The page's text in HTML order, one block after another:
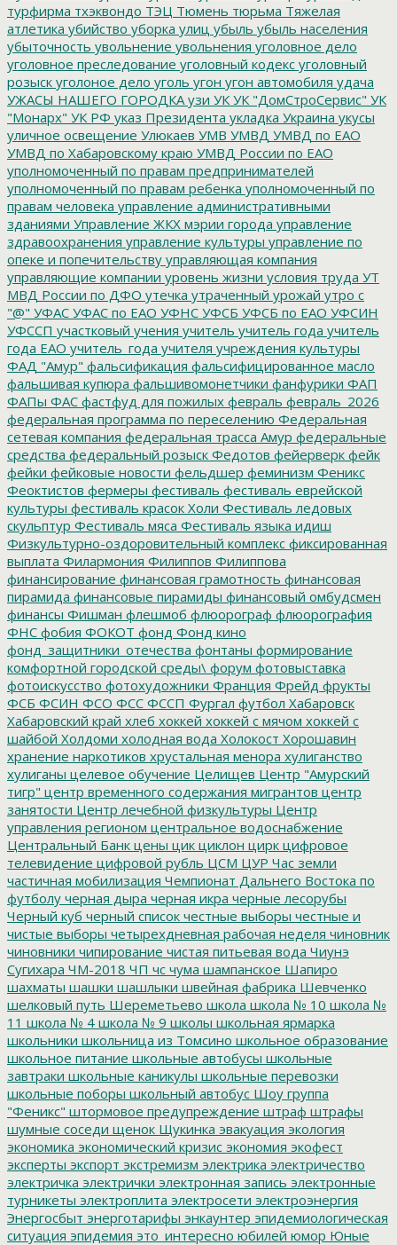
турфирма тхэквондо ТЭЦ Тюмень тюрьма Тяжелая
атлетика убийство уборка улиц убыль убыль населения
убыточность увольнение увольнения уголовное дело
уголовное преследование уголовный кодекс уголовный
розыск уголоное дело уголь угон угон автомобиля удача
УЖАСЫ НАШЕГО ГОРОДКА узи УК УК "ДомСтроСервис" УК
"Монарх" УК РФ указ Президента укладка Украина укусы
уличное освещение Улюкаев УМВ УМВД УМВД по ЕАО
УМВД по Хабаровскому краю УМВД России по ЕАО
уполномоченный по правам предпринимателей
уполномоченный по правам ребенка уполномоченный по
правам человека управление административными
зданиями Управление ЖКХ мэрии города управление
здравоохранения управление культуры управление по
опеке и попечительству управляющая компания
управляющие компании уровень жизни условия труда УТ
МВД России по ДФО утечка утраченный урожай утро с
"@" УФАС УФАС по ЕАО УФНС УФСБ УФСБ по ЕАО УФСИН
УФССП участковый учения учитель учитель года учитель
года ЕАО учитель_года учителя учреждения культуры
ФАД "Амур" фальсификация фальсифицированное масло
фальшивая купюра фальшивомонетчики фанфурики ФАП
ФАПы ФАС фастфуд для пожилых февраль февраль_2026
федеральная программа по переселению Федеральная
сетевая компания федеральная трасса Амур федеральные
средства федеральный розыск Федотов фейерверк фейк
фейки фейковые новости фельдшер феминизм Феникс
Феоктистов фермеры фестиваль фестиваль еврейской
культуры фестиваль красок Холи Фестиваль ледовых
скульптур Фестиваль мяса Фестиваль языка идиш
Физкультурно-оздоровительный комплекс фиксированная
выплата Филармония Филиппов Филиппова
финансирование финансовая грамотность финансовая
пирамида финансовые пирамиды финансовый омбудсмен
финансы Фишман флешмоб флюорограф флюорография
ФНС фобия ФОКОТ фонд Фонд кино
фонд_защитники_отечества фонтаны формирование
комфортной городской среды\ форум фотовыставка
фотоискусство фотохудожники Франция Фрейд фрукты
ФСБ ФСИН ФСО ФСС ФССП Фургал футбол Хабаровск
Хабаровский край хлеб хоккей хоккей с мячом хоккей с
шайбой Холдоми холодная вода Холокост Хорошавин
хранение наркотиков хрустальная менора хулиганство
хулиганы целевое обучение Целищев Центр "Амурский
тигр" центр временного содержания мигрантов центр
занятости Центр лечебной физкультуры Центр
управления регионом центральное водоснабжение
Центральный Банк цены цик циклон цирк цифровое
телевидение цифровой рубль ЦСМ ЦУР Час земли
частичная мобилизация Чемпионат Дальнего Востока по
футболу черная дыра черная икра черные лесорубы
Черный куб черный список честные выборы честные и
чистые выборы четырехдневная рабочая неделя чиновник
чиновники чипирование чистая питьевая вода Чиунэ
Сугихара ЧМ-2018 ЧП чс чума шампанское Шапиро
шахматы шашки шашлыки швейная фабрика Шевченко
шелковый путь Шереметьево школа школа № 10 школа №
11 школа № 4 школа № 9 школы школьная ярмарка
школьники школьница из Томсино школьное образование
школьное питание школьные автобусы школьные
завтраки школьные каникулы школьные перевозки
школьные поборы школьный автобус Шоу группа
"Феникс" штормовое предупреждение штраф штрафы
шумные соседи щенок Щукинка эвакуация экология
экономика экономический кризис экономия экофест
эксперты экспорт экстремизм электрика электричество
электричка электрички электронная запись электронные
турникеты электроплита электросети электроэнергия
Энергосбыт энерготарифы энкаунтер эпидемиологическая
ситуация эпидемия это_интересно юбилей юмор Юные